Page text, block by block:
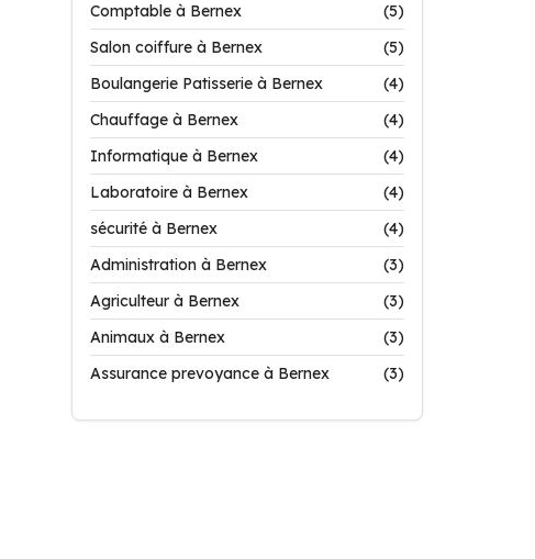
Comptable à Bernex
(5)
Salon coiffure à Bernex
(5)
Boulangerie Patisserie à Bernex
(4)
Chauffage à Bernex
(4)
Informatique à Bernex
(4)
Laboratoire à Bernex
(4)
sécurité à Bernex
(4)
Administration à Bernex
(3)
Agriculteur à Bernex
(3)
Animaux à Bernex
(3)
Assurance prevoyance à Bernex
(3)